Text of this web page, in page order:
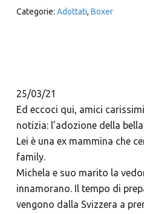
Categorie: Adottati, Boxer
25/03/21
Ed eccoci qui, amici
notizia: l’adozione della bella
Lei è una ex mammina che
family.
Michela e suo marito la
innamorano. Il tempo di
vengono dalla Svizzera a